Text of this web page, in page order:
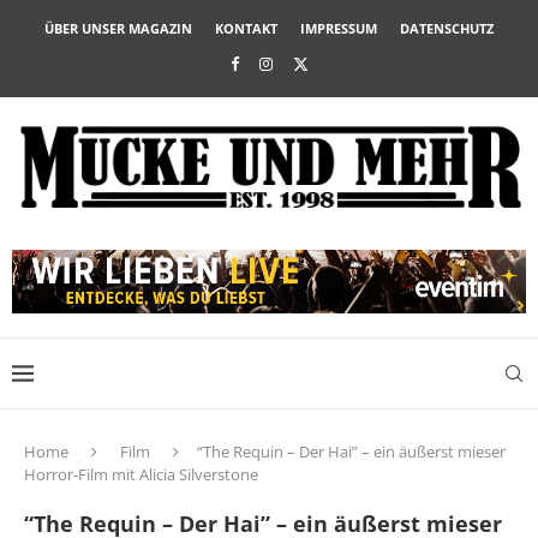
ÜBER UNSER MAGAZIN KONTAKT IMPRESSUM DATENSCHUTZ
Home Film
“The Requin – Der Hai” – ein äußerst mieser
Horror-Film mit Alicia Silverstone
“The Requin – Der Hai” – ein äußerst mieser